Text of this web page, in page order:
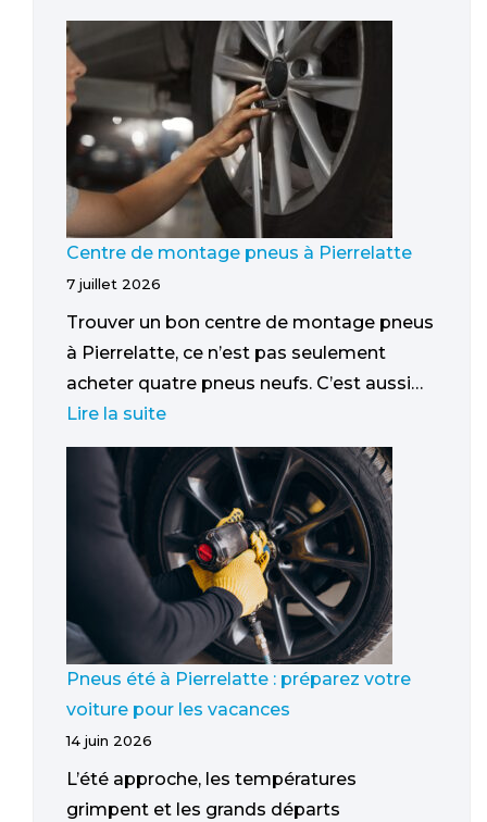
Centre de montage pneus à Pierrelatte
7 juillet 2026
Trouver un bon centre de montage pneus
à Pierrelatte, ce n’est pas seulement
acheter quatre pneus neufs. C’est aussi…
Lire la suite
Pneus été à Pierrelatte : préparez votre
voiture pour les vacances
14 juin 2026
L’été approche, les températures
grimpent et les grands départs